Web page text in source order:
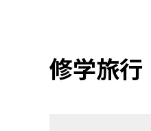
修学旅行